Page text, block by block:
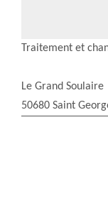
Traitement et
Le Grand Soulaire
50680 Saint